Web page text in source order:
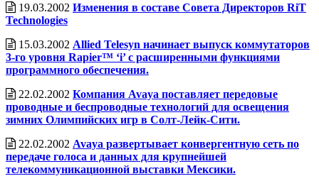
19.03.2002 Изменения в составе Совета Директоров RiT
Technologies
15.03.2002 Allied Telesyn начинает выпуск коммутаторов
3-го уровня Rapier™ ‘i’ с расширенными функциями
программного обеспечения.
22.02.2002 Компания Avaya поставляет передовые
проводные и беспроводные технологий для освещения
зимних Олимпийских игр в Солт-Лейк-Сити.
22.02.2002 Avaya развертывает конвергентную сеть по
передаче голоса и данных для крупнейшей
телекоммуникационной выставки Мексики.